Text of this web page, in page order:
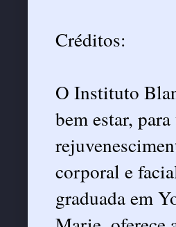
Créditos:
O Instituto
bem estar,
corporal e
graduada em